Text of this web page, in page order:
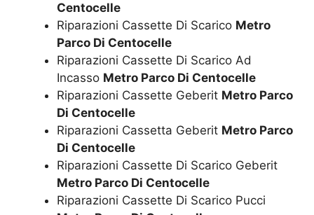
Centocelle
Riparazioni Cassette Di Scarico Metro
Parco Di Centocelle
Riparazioni Cassette Di Scarico Ad
Incasso Metro Parco Di Centocelle
Riparazioni Cassette Geberit Metro Parco
Di Centocelle
Riparazioni Cassetta Geberit Metro Parco
Di Centocelle
Riparazioni Cassette Di Scarico Geberit
Metro Parco Di Centocelle
Riparazioni Cassette Di Scarico Pucci